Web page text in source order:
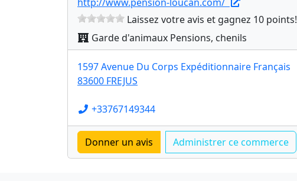
Laissez votre avis et gagnez 10 points!
Garde d'animaux Pensions, chenils
1597 Avenue Du Corps Expéditionnaire Français
83600 FREJUS
+33767149344